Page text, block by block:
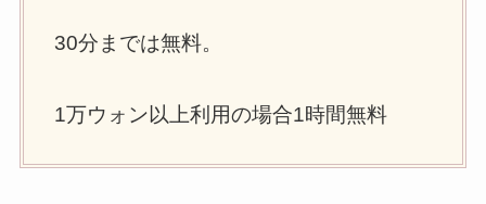
30分までは無料。
1万ウォン以上利用の場合1時間無料